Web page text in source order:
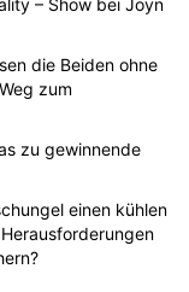
– Show bei Joyn
die Beiden ohne
zum
zu gewinnende
einen kühlen